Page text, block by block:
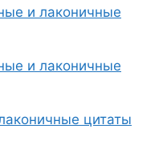
и лаконичные
и лаконичные
цитаты